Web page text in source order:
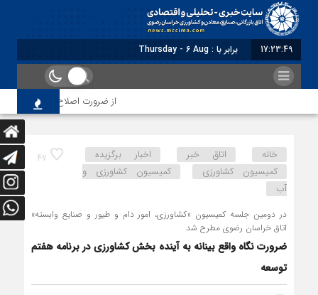
17:23:50 برابر با : Thursday - 6 August - 2026
از ضرورت اصلاح رویه‌های بازرسی تا
47 خانه اتاق خبر
اخبار برگزیده
کمیسیون کشاورزی
کمیسیون کشاورزی و
آب
در دومین جلسه کمیسیون «کشاورزی، امور دام و طیور و صنایع وابسته»
اتاق خراسان رضوی مطرح شد
ضرورت نگاه واقع بینانه به آینده بخش کشاورزی در برنامه هفتم
توسعه